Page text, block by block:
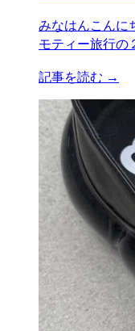
みなはんこんに
モティー旅行の
記事を読む →